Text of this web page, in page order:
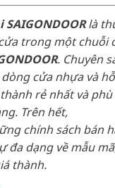
là
trong một chuỗi
. Chuyên
cửa nhựa và
rẻ nhất và
Trên hết,
chính sách bán
đa dạng về mẫu
thành.